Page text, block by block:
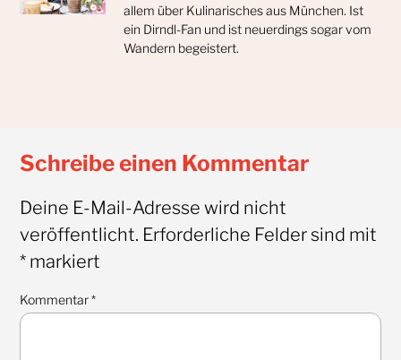
allem über Kulinarisches aus München. Ist
ein Dirndl-Fan und ist neuerdings sogar vom
Wandern begeistert.
Schreibe einen Kommentar
Deine E-Mail-Adresse wird nicht
veröffentlicht. Erforderliche Felder sind mit
*markiert
Kommentar*